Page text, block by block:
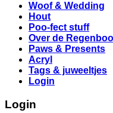
Woof & Wedding
Hout
Poo-fect stuff
Over de
Paws & Presents
Acryl
Tags & juweeltjes
Login
Login